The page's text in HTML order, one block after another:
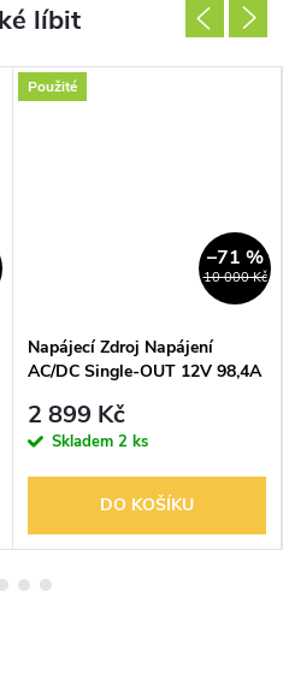
Použité
10 000 Kč
–71 %
Napájecí Zdroj Napájení
AC/DC Single-OUT 12V 98,4A
2 899 Kč
Skladem 2 ks
DO KOŠÍKU